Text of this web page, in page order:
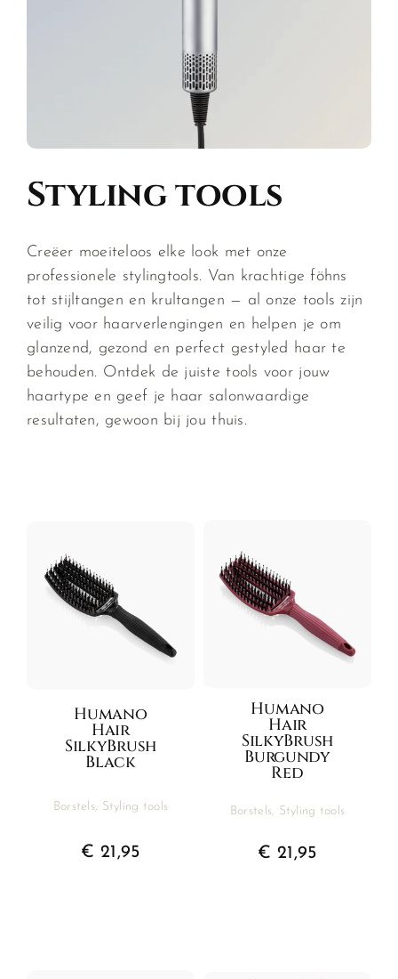
Styling tools
Creëer moeiteloos elke look met onze
professionele stylingtools. Van krachtige föhns
tot stijltangen en krultangen — al onze tools zijn
veilig voor haarverlengingen en helpen je om
glanzend, gezond en perfect gestyled haar te
behouden. Ontdek de juiste tools voor jouw
haartype en geef je haar salonwaardige
resultaten, gewoon bij jou thuis.
Humano
Hair
SilkyBrush
Black
Borstels, Styling tools
€ 21,95
Humano
Hair
SilkyBrush
Burgundy
Red
Borstels, Styling tools
€ 21,95